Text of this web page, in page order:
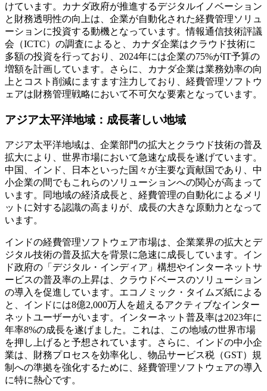
けています。カナダ政府が推進するデジタルイノベーション
と財務透明性の向上は、企業が自動化された経費管理ソリュ
ーションに投資する動機となっています。情報通信技術評議
会（ICTC）の調査によると、カナダ企業はクラウド技術に
多額の投資を行っており、2024年には企業の75%がIT予算の
増額を計画しています。さらに、カナダ企業は業務効率の向
上とコスト削減にますます注力しており、経費管理ソフトウ
ェアは財務管理戦略において不可欠な要素となっています。
アジア太平洋地域：成長著しい地域
アジア太平洋地域は、企業部門の拡大とクラウド技術の普及
拡大により、世界市場において急速な成長を遂げています。
中国、インド、日本といった国々が主要な貢献国であり、中
小企業の間でもこれらのソリューションへの関心が高まって
います。同地域の経済成長と、経費管理の自動化によるメリ
ットに対する認識の高まりが、成長の大きな原動力となって
います。
インドの経費管理ソフトウェア市場は、企業業界の拡大とデ
ジタル技術の普及拡大を背景に急速に成長しています。イン
ド政府の「デジタル・インディア」構想やインターネットサ
ービスの普及率の上昇は、クラウドベースのソリューション
の導入を促進しています。エコノミック・タイムズ紙による
と、インドには8億2,000万人を超えるアクティブなインター
ネットユーザーがいます。インターネット普及率は2023年に
年率8%の成長を遂げました。これは、この地域の世界市場
を押し上げると予想されています。さらに、インドの中小企
業は、財務プロセスを効率化し、物品サービス税（GST）規
制への準拠を強化するために、経費管理ソフトウェアの導入
に特に熱心です。